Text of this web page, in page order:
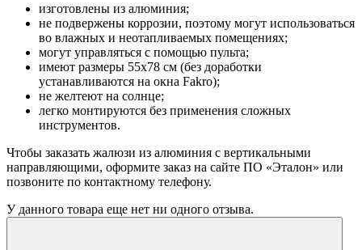
изготовлены из алюминия;
не подвержены коррозии, поэтому могут использоваться
во влажных и неотапливаемых помещениях;
могут управляться с помощью пульта;
имеют размеры 55х78 см (без доработки
устанавливаются на окна Fakro);
не желтеют на солнце;
легко монтируются без применения сложных
инструментов.
Чтобы заказать жалюзи из алюминия с вертикальными
направляющими, оформите заказ на сайте ПО «Эталон» или
позвоните по контактному телефону.
У данного товара еще нет ни одного отзыва.